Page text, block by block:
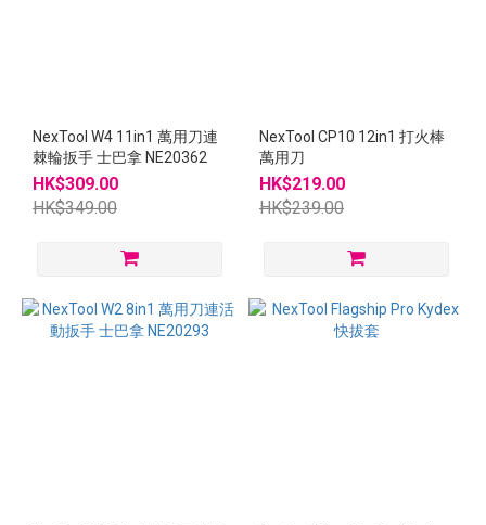
NexTool W4 11in1 萬用刀連
棘輪扳手 士巴拿 NE20362
HK$309.00
HK$349.00
NexTool CP10 12in1 打火棒
萬用刀
HK$219.00
HK$239.00